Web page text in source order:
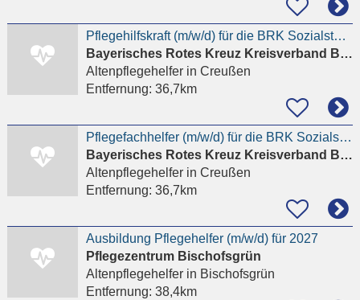
Pflegehilfskraft (m/w/d) für die BRK Sozialstation Fichtelgebirge in Teilzeit
Bayerisches Rotes Kreuz Kreisverband Bayreuth
Altenpflegehelferin Creußen
Entfernung: 36,7km
Pflegefachhelfer (m/w/d) für die BRK Sozialstation Fichtelgebirge in Teilzeit
Bayerisches Rotes Kreuz Kreisverband Bayreuth
Altenpflegehelferin Creußen
Entfernung: 36,7km
Ausbildung Pflegehelfer (m/w/d) für 2027
Pflegezentrum Bischofsgrün
Altenpflegehelferin Bischofsgrün
Entfernung: 38,4km